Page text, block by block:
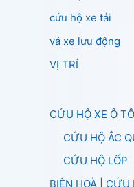
cứu hộ xe tải
vá xe lưu động
VỊ TRÍ
CỨU HỘ XE Ô TÔ
CỨU HỘ ẮC
CỨU HỘ LỐP
BIÊN HOÀ | CỨU